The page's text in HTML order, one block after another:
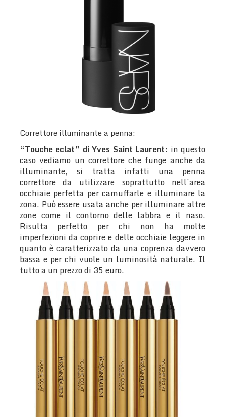
Correttore illuminante a penna:
“Touche eclat” di Yves Saint Laurent: in questo
caso vediamo un correttore che funge anche da
illuminante, si tratta infatti una penna
correttore da utilizzare soprattutto nell’area
occhiaie perfetta per camuffarle e illuminare la
zona. Può essere usata anche per illuminare altre
zone come il contorno delle labbra e il naso.
Risulta perfetto per chi non ha molte
imperfezioni da coprire e delle occhiaie leggere in
quanto è caratterizzato da una coprenza davvero
bassa e per chi vuole un luminosità naturale. Il
tutto a un prezzo di 35 euro.